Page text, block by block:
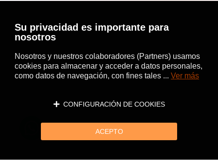
Su privacidad es importante para
nosotros
Nosotros y nuestros colaboradores (Partners) usamos
cookies para almacenar y acceder a datos personales,
como datos de navegación, con fines tales ... Ver más
CONFIGURACIÓN DE COOKIES
ACEPTO